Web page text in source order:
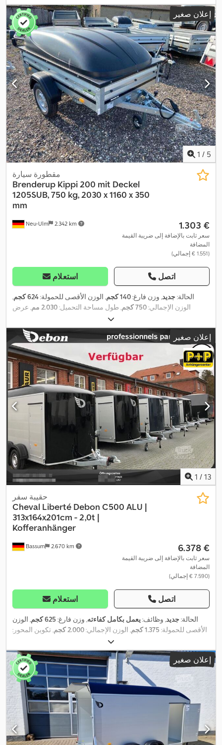
التحميل:300 مم , مقاس الإطار: 155/70 R13 , لون:رمادي, سنة الصنع:
2024, إعلان صغير
1 / 5
Neu-Ulm 2.342 km
مقطورة سيارة
Brenderup Kippi 200 mit Deckel
1205SUB, 750 kg, 2030 x 1160 x 350
mm
‏1.303 €
سعر ثابت بالإضافة إلى ضريبة القيمة
المضافة
(‏1.551 € إجمالي)
استعلام اتصل
الحالة:جديد, وزن فارغ:140 كجم , الوزن الأقصى للحمولة:624 كجم
,
الوزن الإجمالي:750 كجم , طول مساحة التحميل:2.030 مم
, عرض
, ارتفاع مساحة التحميل:
التحميل:1 م³ , لون:آخر, ارتفاع البناء:860 مم , العرض التشغيلي:1.570
مم
إعلان صغير
1 / 13
Bassum 2.670 km
حقيبة سفر
Cheval Liberté Debon C500 ALU |
313x164x201cm - 2,0t |
Kofferanhänger
‏6.378 €
سعر ثابت بالإضافة إلى ضريبة القيمة
المضافة
(‏7.590 € إجمالي)
استعلام اتصل
الحالة:جديد, وظائف:يعمل بكامل كفاءته, وزن فارغ: 625 كجم
, الوزن
الأقصى للحمولة: 1.375 كجم , الوزن الإجمالي:2.000 كجم
, تكوين المحور:
3.130 مم
مم, ارتفاع مساحة التحميل:2.010 مم , الطول الكلي:4.450 مم
, العرض
الكلي:2.150 مم , الارتفاع الكلي: 2.370 مم , تعليق:آخر, السرعة القصوى:
100 كم/س
, فرامل المقطورة: مقطورة مزودة بفرامل
إعلان صغير